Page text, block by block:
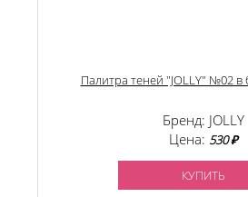
Палитра теней "JOLLY" №02 в
Бренд: JOLLY
Цена: 530 ₽
КУПИТЬ